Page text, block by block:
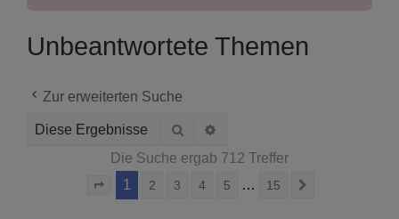
Unbeantwortete Themen
Zur erweiterten Suche
Suche
Die Suche ergab 712 Treffer
Seite von 15
1 2 3 4 5 … 15